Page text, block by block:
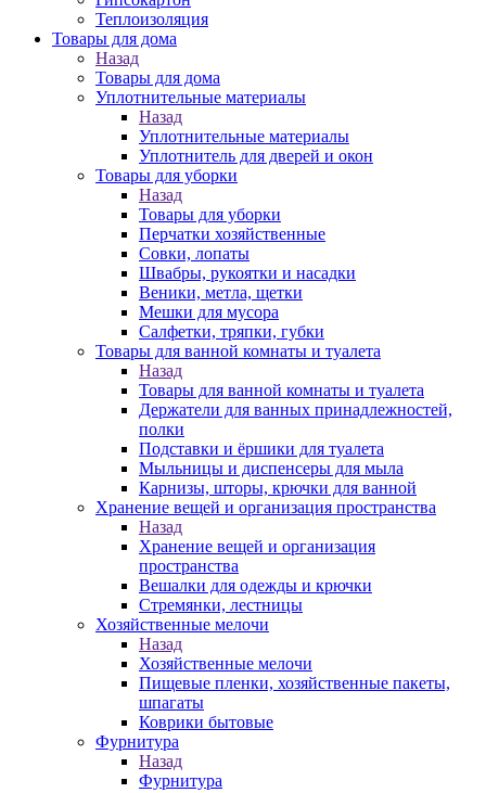
Теплоизоляция
Товары для дома
Назад
Товары для дома
Уплотнительные материалы
Назад
Уплотнительные материалы
Уплотнитель для дверей и окон
Товары для уборки
Назад
Товары для уборки
Перчатки хозяйственные
Совки, лопаты
Швабры, рукоятки и насадки
Веники, метла, щетки
Мешки для мусора
Салфетки, тряпки, губки
Товары для ванной комнаты и туалета
Назад
Товары для ванной комнаты и туалета
Держатели для ванных принадлежностей,
полки
Подставки и ёршики для туалета
Мыльницы и диспенсеры для мыла
Карнизы, шторы, крючки для ванной
Хранение вещей и организация пространства
Назад
Хранение вещей и организация
пространства
Вешалки для одежды и крючки
Стремянки, лестницы
Хозяйственные мелочи
Назад
Хозяйственные мелочи
Пищевые пленки, хозяйственные пакеты,
шпагаты
Коврики бытовые
Фурнитура
Назад
Фурнитура